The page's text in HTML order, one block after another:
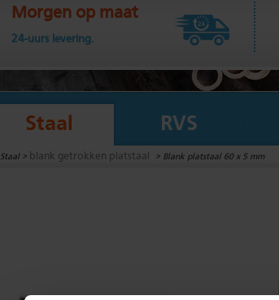
Morgen op maat
24-uurs levering.
Staal RVS
Staal > blank getrokken platstaal > Blank platstaal 60 x 5 mm